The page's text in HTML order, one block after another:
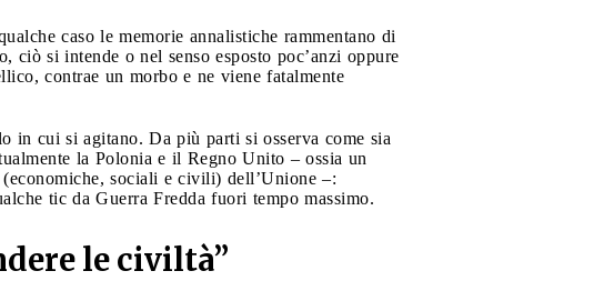
caso le memorie annalistiche rammentano di
si intende o nel senso esposto poc’anzi oppure
contrae un morbo e ne viene fatalmente
in cui si agitano. Da più parti si osserva come sia
la Polonia e il Regno Unito – ossia un
sociali e civili) dell’Unione –:
tic da Guerra Fredda fuori tempo massimo.
le civiltà”